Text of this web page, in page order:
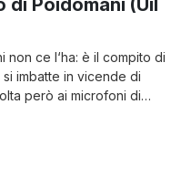
di Poidomani (Uil
non ce l‘ha: è il compito di
imbatte in vicende di
però ai microfoni di
“qualunque”, ma il